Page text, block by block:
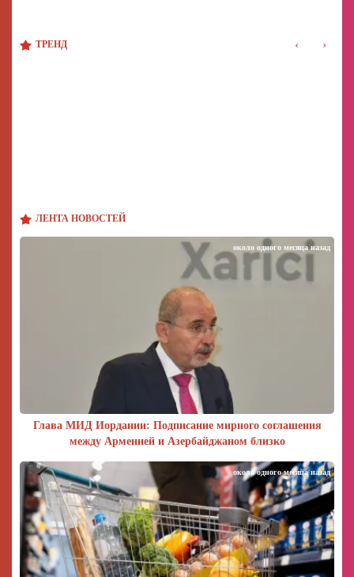
ЛЕНТА НОВОСТЕЙ
Глава МИД Иордании: Подписание мирного соглашения
между Арменией и Азербайджаном близко
около одного месяца назад
около одного месяца назад
ТРЕНД ‹ ›